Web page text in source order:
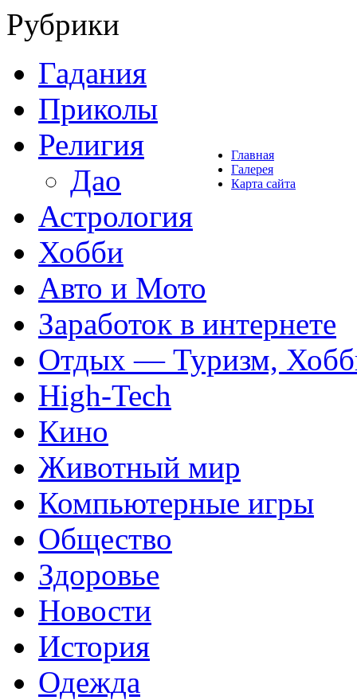
Главная
Галерея
Карта сайта
Рубрики
Гадания
Приколы
Религия
Дао
Астрология
Хобби
Авто и Мото
Заработок в интернете
Отдых — Туризм,
High-Tech
Кино
Животный мир
Компьютерные игры
Общество
Здоровье
Новости
История
Одежда